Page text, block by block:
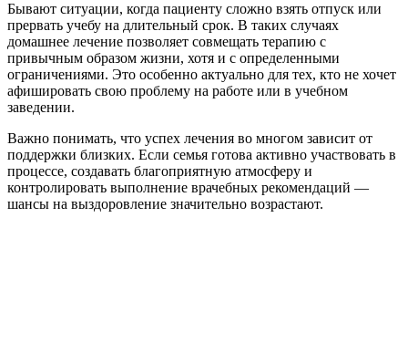
Бывают ситуации, когда пациенту сложно взять отпуск или
прервать учебу на длительный срок. В таких случаях
домашнее лечение позволяет совмещать терапию с
привычным образом жизни, хотя и с определенными
ограничениями. Это особенно актуально для тех, кто не хочет
афишировать свою проблему на работе или в учебном
заведении.
Важно понимать, что успех лечения во многом зависит от
поддержки близких. Если семья готова активно участвовать в
процессе, создавать благоприятную атмосферу и
контролировать выполнение врачебных рекомендаций —
шансы на выздоровление значительно возрастают.